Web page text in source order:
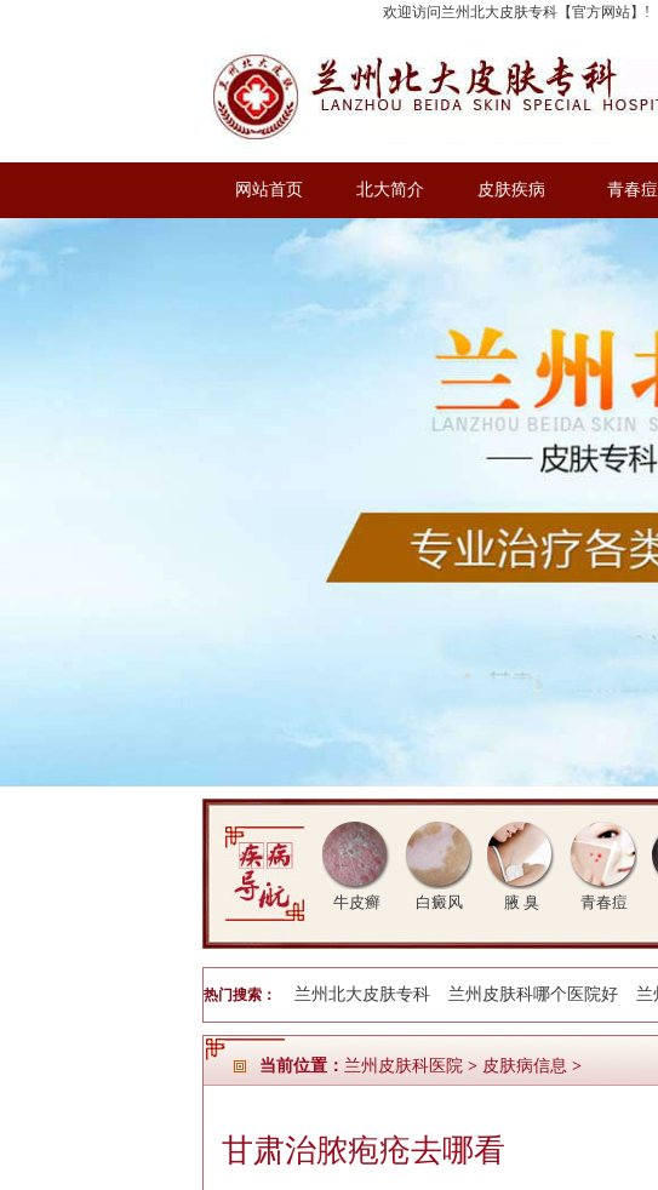
欢迎访问兰州北大皮肤专科【官方网站】!
网站首页 北大简介 皮肤疾病 青春痘
牛皮癣 白癜风 腋 臭 青春痘
热门搜索： 兰州北大皮肤专科 兰州皮肤科哪个医院好 兰
当前位置： 兰州皮肤科医院 > 皮肤病信息 >
甘肃治脓疱疮去哪看